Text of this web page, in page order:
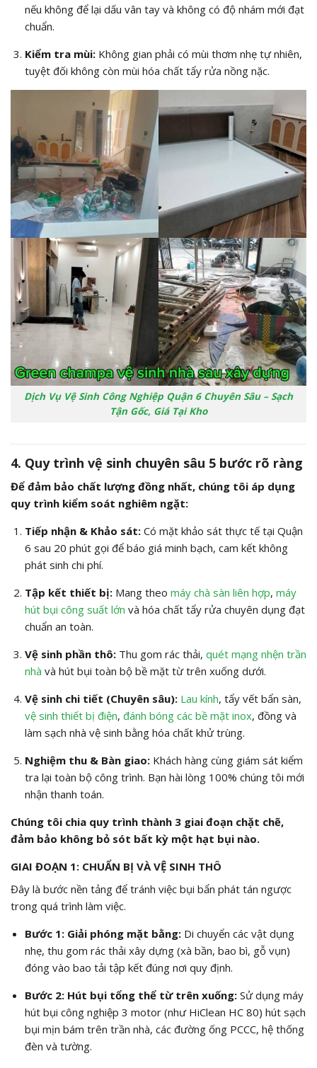
nếu không để lại dấu vân tay và không có độ nhám mới đạt
chuẩn.
Kiểm tra mùi:Không gian phải có mùi thơm nhẹ tự nhiên,
tuyệt đối không còn mùi hóa chất tẩy rửa nồng nặc.
Dịch Vụ Vệ Sinh Công Nghiệp Quận 6 Chuyên Sâu – Sạch
Tận Gốc, Giá Tại Kho
4. Quy trình vệ sinh chuyên sâu 5 bước rõ ràng
Để đảm bảo chất lượng đồng nhất, chúng tôi áp dụng
quy trình kiểm soát nghiêm ngặt:
Tiếp nhận & Khảo sát:Có mặt khảo sát thực tế tại Quận
6 sau 20 phút gọi để báo giá minh bạch, cam kết không
phát sinh chi phí.
Tập kết thiết bị:Mang theo máy chà sàn liên hợp, máy
hút bụi công suất lớn và hóa chất tẩy rửa chuyên dụng đạt
chuẩn an toàn.
Vệ sinh phần thô:Thu gom rác thải, quét mạng nhện trần
nhà và hút bụi toàn bộ bề mặt từ trên xuống dưới.
Vệ sinh chi tiết (Chuyên sâu):Lau kính, tẩy vết bẩn sàn,
vệ sinh thiết bị điện, đánh bóng các bề mặt inox, đồng và
làm sạch nhà vệ sinh bằng hóa chất khử trùng.
Nghiệm thu & Bàn giao:Khách hàng cùng giám sát kiểm
tra lại toàn bộ công trình. Bạn hài lòng 100% chúng tôi mới
nhận thanh toán.
Chúng tôi chia quy trình thành 3 giai đoạn chặt chẽ,
đảm bảo không bỏ sót bất kỳ một hạt bụi nào.
GIAI ĐOẠN 1: CHUẨN BỊ VÀ VỆ SINH THÔ
Đây là bước nền tảng để tránh việc bụi bẩn phát tán ngược
trong quá trình làm việc.
Bước 1: Giải phóng mặt bằng:Di chuyển các vật dụng
nhẹ, thu gom rác thải xây dựng (xà bần, bao bì, gỗ vụn)
đóng vào bao tải tập kết đúng nơi quy định.
Bước 2: Hút bụi tổng thể từ trên xuống:Sử dụng máy
hút bụi công nghiệp 3 motor (như HiClean HC 80) hút sạch
bụi mịn bám trên trần nhà, các đường ống PCCC, hệ thống
đèn và tường.